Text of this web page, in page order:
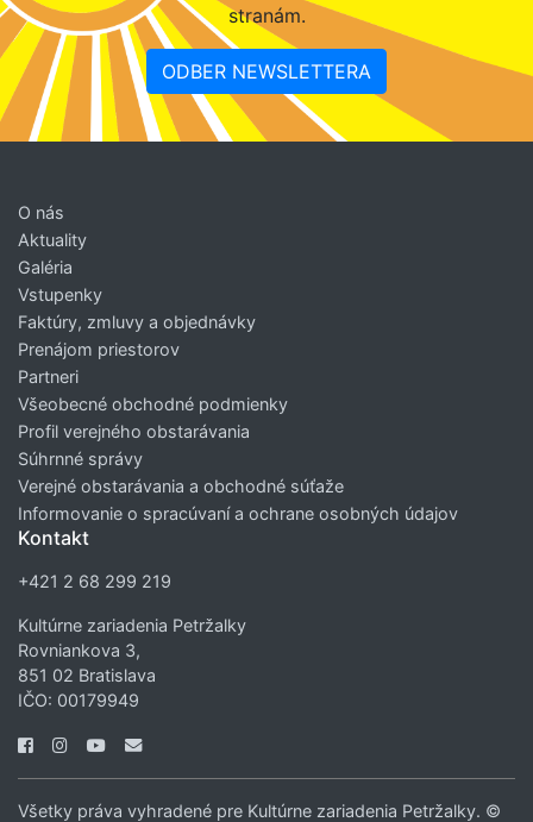
stranám.
ODBER NEWSLETTERA
O nás
Aktuality
Galéria
Vstupenky
Faktúry, zmluvy a objednávky
Prenájom priestorov
Partneri
Všeobecné obchodné podmienky
Profil verejného obstarávania
Súhrnné správy
Verejné obstarávania a obchodné súťaže
Informovanie o spracúvaní a ochrane osobných údajov
Kontakt
+421 2 68 299 219
Kultúrne zariadenia Petržalky
Rovniankova 3,
851 02 Bratislava
IČO: 00179949
Všetky práva vyhradené pre Kultúrne zariadenia Petržalky. ©